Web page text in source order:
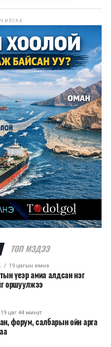
хамаарахгүй.
ТОП МЭДЭЭ
19 цагын өмнө
үеэр амиа алдсан нэг
оршуулжээ
19 цаг 44 минут
форум, салбарын ойн арга